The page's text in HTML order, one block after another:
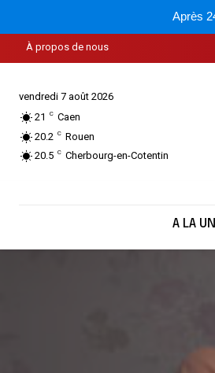
Après
À propos de nous
vendredi 7 août 2026
21
C Caen
20.2
C Rouen
20.5 C Cherbourg-en-Cotentin
A LA